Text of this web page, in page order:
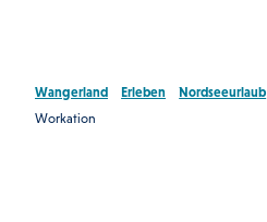
Wangerland Erleben
Nordseeurlaub
Workation